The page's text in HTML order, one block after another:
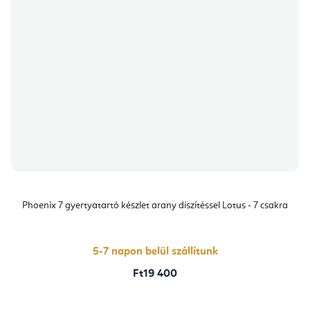
Phoenix 7 gyertyatartó készlet arany díszítéssel Lotus - 7 csakra
5-7 napon belül szállítunk
Ft19 400